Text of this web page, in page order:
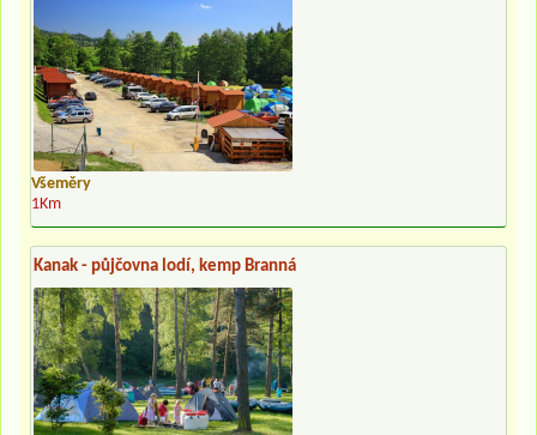
Všeměry
1Km
Kanak - půjčovna lodí, kemp Branná